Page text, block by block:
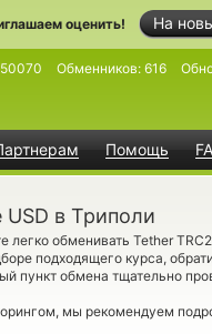
На
оценить!
Помощь
Обменников: 616
в Триполи
обменивать Tether
подходящего курса,
пункт обмена тщательно
мы рекомендуем